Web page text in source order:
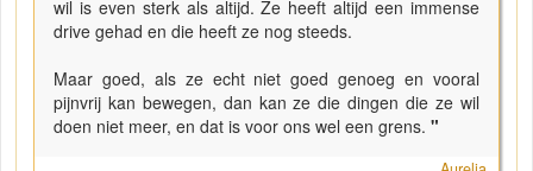
wil is even sterk als altijd. Ze heeft altijd een immense
drive gehad en die heeft ze nog steeds.
Maar goed, als ze echt niet goed genoeg en vooral
pijnvrij kan bewegen, dan kan ze die dingen die ze wil
doen niet meer, en dat is voor ons wel een grens. "